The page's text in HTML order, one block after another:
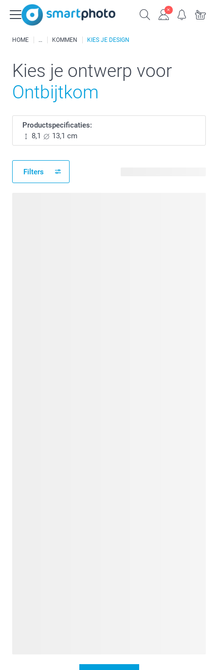
HOME KOMMEN KIES JE DESIGN
Kies je ontwerp voor
Ontbijtkom
Productspecificaties:
8,1
13,1 cm
Filters